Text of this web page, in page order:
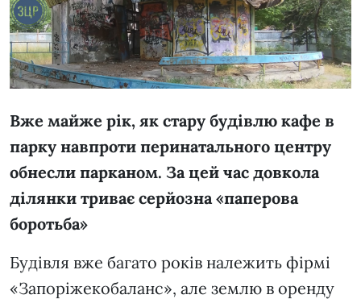
Вже майже рік, як стару будівлю кафе в
парку навпроти перинатального центру
обнесли парканом. За цей час довкола
ділянки триває серйозна «паперова
боротьба»
Будівля вже багато років належить фірмі
«Запоріжекобаланс», але землю в оренду